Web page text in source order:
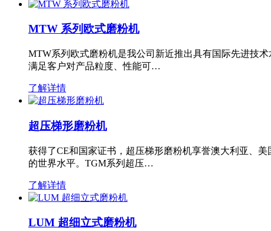
MTW 系列欧式磨粉机
MTW系列欧式磨粉机是我公司新近推出具有国际先进技
满足客户对产品粒度、性能可…
了解详情
超压梯形磨粉机
获得了CE和国家证书，超压梯形磨粉机享誉澳大利亚、
的世界水平。TGM系列超压…
了解详情
LUM 超细立式磨粉机